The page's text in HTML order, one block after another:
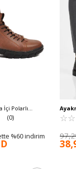
İçi Polarlı
Erkek Bot 660
(0)
%60 indirim
☆☆
★★